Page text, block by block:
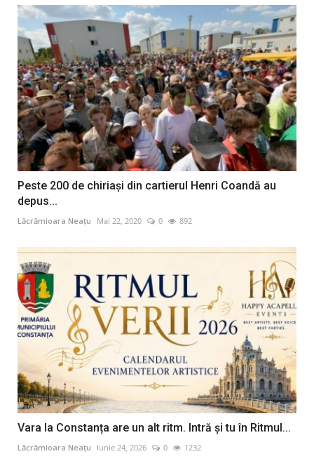
Peste 200 de chiriași din cartierul Henri Coandă au
depus...
Lăcrămioara Neațu Mai 22, 2020 0 892
Vara la Constanța are un alt ritm. Intră și tu în Ritmul...
Lăcrămioara Neațu Iunie 24, 2026 0 1232